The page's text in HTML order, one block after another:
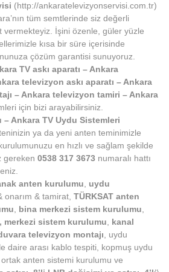
(http://ankaratelevizyonservisi.com.tr)
tüm semtlerinde siz değerli
vermekteyiz. İşini özenle, güler yüzle
kısa bir süre içerisinde
çözüm garantisi sunuyoruz.
TV askı aparatı – Ankara
televizyon askı aparatı – Ankara
– Ankara televizyon tamiri – Ankara
için bizi arayabilirsiniz.
Ankara TV Uydu Sistemleri
ya da yeni anten teminimizle
en hızlı ve sağlam şekilde
gereken 0538 317 3673 numaralı hattı
anten kurulumu, uydu
onarım & tamirat, TÜRKSAT anten
, bina merkezi sistem kurulumu,
, merkezi sistem kurulumu, kanal
televizyon montajı, uydu
daire arası kablo tespiti, kopmuş uydu
anten sistemi kurulumu ve